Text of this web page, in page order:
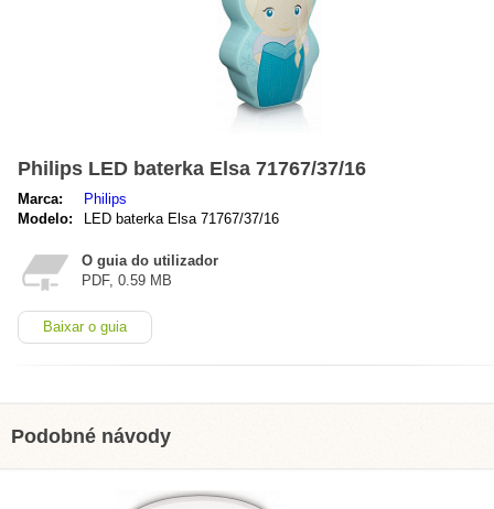
Philips LED baterka Elsa 71767/37/16
Marca:
Philips
Modelo:
LED baterka Elsa 71767/37/16
O guia do utilizador
PDF, 0.59 MB
Baixar o guia
Podobné návody